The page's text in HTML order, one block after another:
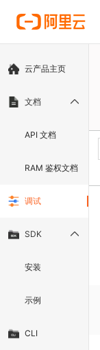
云产品主页
文档
API 文档
RAM 鉴权文档
调试
SDK
安装
示例
CLI